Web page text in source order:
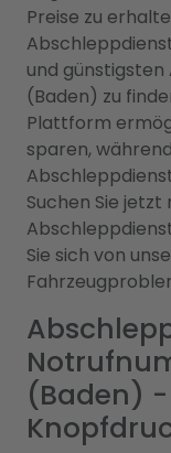
Preise zu
und
(Baden) zu
Plattform
sparen,
Suchen Sie
Sie sich von
(Baden)